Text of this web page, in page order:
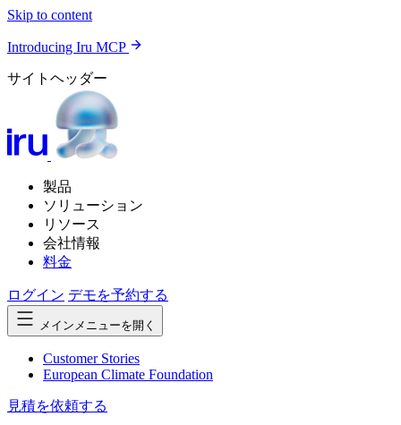
Skip to content
Introducing Iru MCP
サイトヘッダー
製品
ソリューション
リソース
会社情報
料金
ログイン デモを予約する
メインメニューを開く
Customer Stories
European Climate Foundation
見積を依頼する